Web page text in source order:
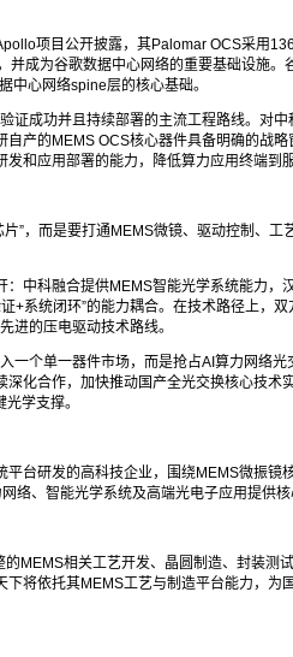
项目公开披露，其Palomar OCS采用
并成为谷歌数据中心网络的重要基础设施。
中心网络spine层的核心基础。
证成功并且持续部署的主流工程路线。对
产的MEMS OCS核心器件具备明确的战
和应用部署的能力，降低算力应用终端到
”，而是要打通MEMS微镜、驱动控制、工
中科融合提供MEMS智能光学系统能力，
+系统闭环”的能力耦合。在技术路径上，
进的压电驱动技术路线。
一个单一器件市场，而是抢占AI算力网络光
化合作，加快推动国产全光交换核心技术
学支撑。
台研发的高科技企业，围绕MEMS微振镜
络、智能光学系统及高端光电子应用提供核
MEMS相关工艺开发、晶圆制造、封装测
将依托其MEMS工艺与制造平台能力，为